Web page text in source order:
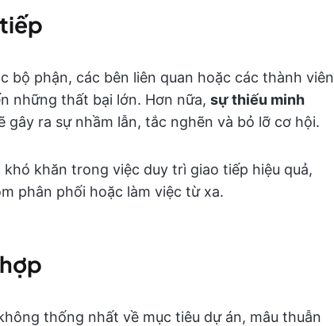
bộ phận, các bên liên quan hoặc các thành viên
những thất bại lớn. Hơn nữa, sự thiếu minh
gây ra sự nhầm lẫn, tắc nghẽn và bỏ lỡ cơ hội.
khăn trong việc duy trì giao tiếp hiệu quả,
phân phối hoặc làm việc từ xa.
thống nhất về mục tiêu dự án, mâu thuẫn